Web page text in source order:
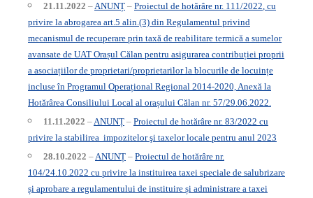
21.11.2022 –ANUNȚ – Proiectul de hotărâre nr. 111/2022, cu
privire la abrogarea art.5 alin.(3) din Regulamentul privind
mecanismul de recuperare prin taxă de reabilitare termică a sumelor
avansate de UAT Orașul Călan pentru asigurarea contribuției proprii
a asociațiilor de proprietari/proprietarilor la blocurile de locuințe
incluse în Programul Operațional Regional 2014-2020, Anexă la
Hotărârea Consiliului Local al orașului Călan nr. 57/29.06.2022.
11.11.2022 –ANUNȚ – Proiectul de hotărâre nr. 83/2022 cu
privire la stabilirea impozitelor şi taxelor locale pentru anul 2023
28.10.2022 –ANUNȚ – Proiectul de hotărâre nr.
104/24.10.2022 cu privire la instituirea taxei speciale de salubrizare
și aprobare a regulamentului de instituire și administrare a taxei